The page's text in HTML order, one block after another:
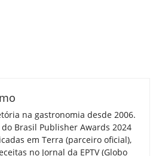
na gastronomia desde 2006.
Brasil Publisher Awards 2024
em Terra (parceiro oficial),
no Jornal da EPTV (Globo